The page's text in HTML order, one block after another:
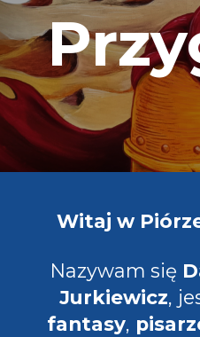
Witaj w
Nazywam się
Jurkiewicz,
fantasy,